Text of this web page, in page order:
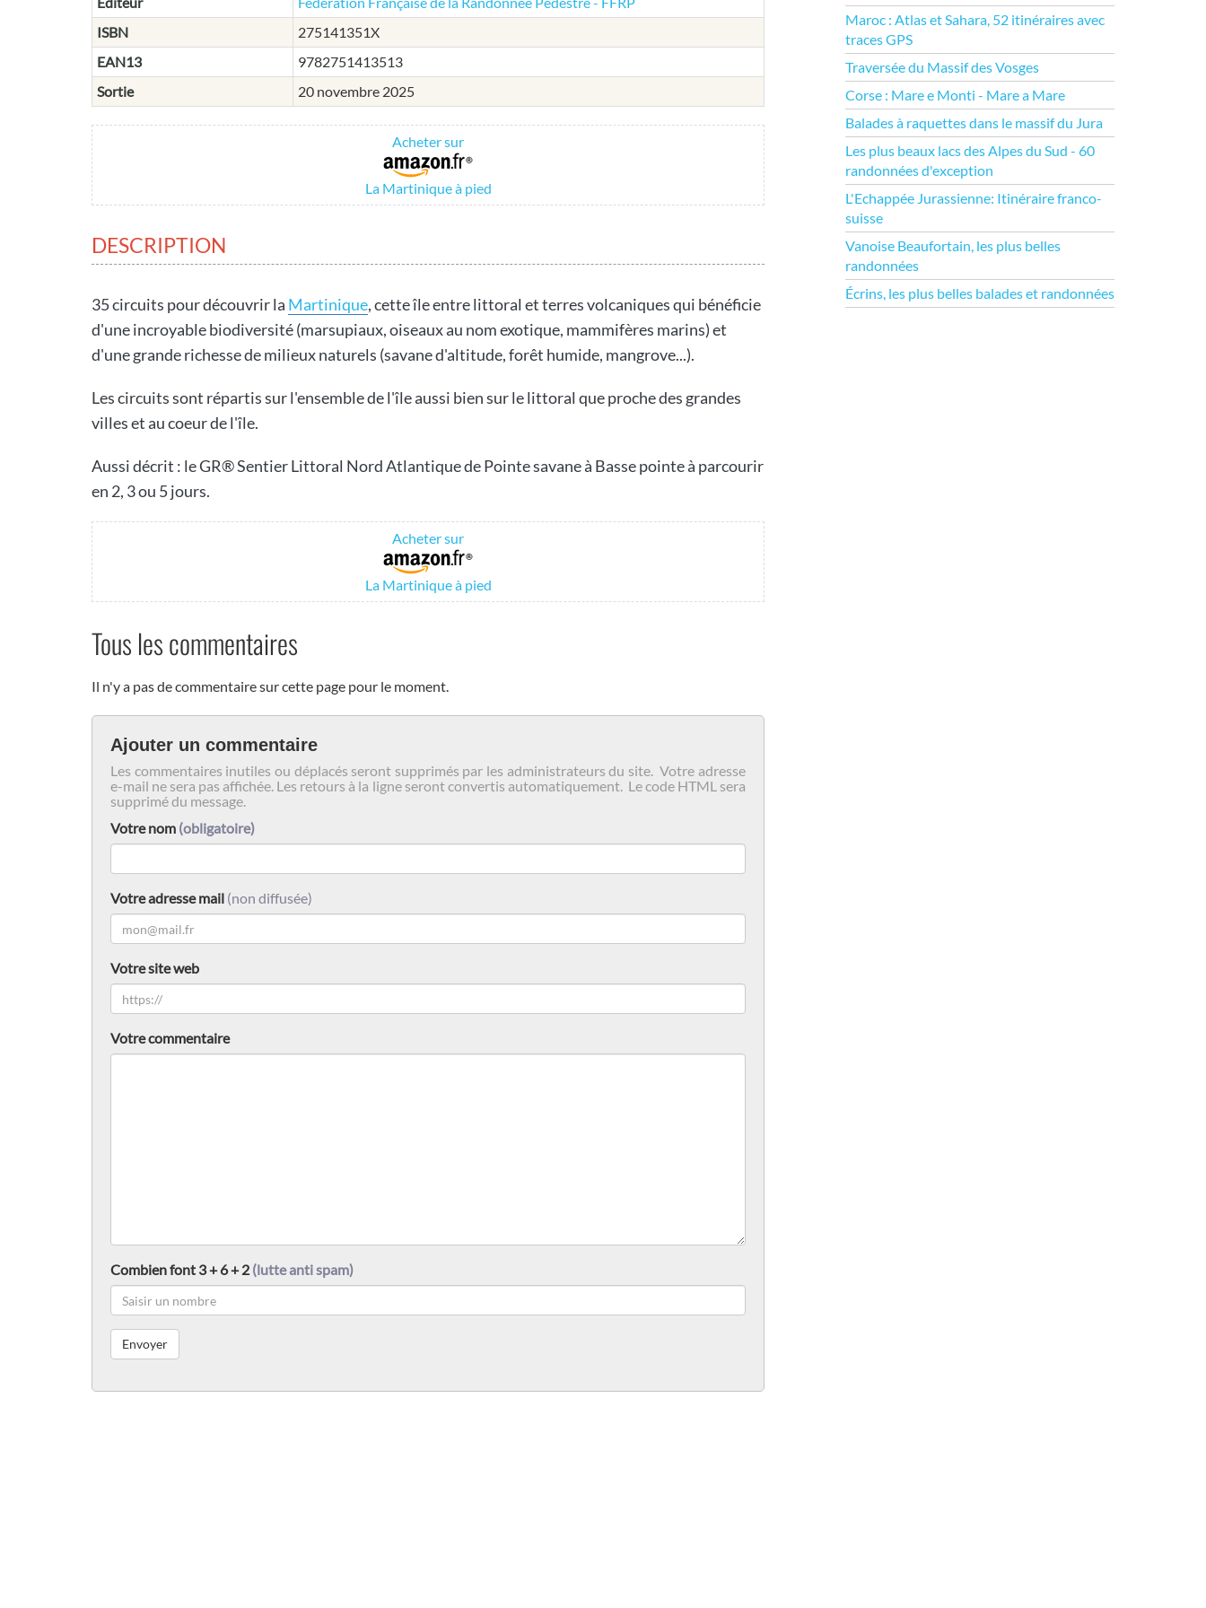
ISBN
275141351X
EAN13
9782751413513
Sortie
20 novembre 2025
Acheter sur
La Martinique à pied
DESCRIPTION
35 circuits pour découvrir la Martinique, cette île entre littoral et terres volcaniques qui bénéficie
d'une incroyable biodiversité (marsupiaux, oiseaux au nom exotique, mammifères marins) et
d'une grande richesse de milieux naturels (savane d'altitude, forêt humide, mangrove...).
Les circuits sont répartis sur l'ensemble de l'île aussi bien sur le littoral que proche des grandes
villes et au coeur de l'île.
Aussi décrit : le GR® Sentier Littoral Nord Atlantique de Pointe savane à Basse pointe à parcourir
en 2, 3 ou 5 jours.
Acheter sur
La Martinique à pied
Tous les commentaires
Il n'y a pas de commentaire sur cette page pour le moment.
Ajouter un commentaire
Les commentaires inutiles ou déplacés seront supprimés par les administrateurs du site. Votre adresse
e-mail ne sera pas affichée. Les retours à la ligne seront convertis automatiquement. Le code HTML sera
supprimé du message.
Votre nom (obligatoire)
Votre adresse mail (non diffusée)
Votre site web
Votre commentaire
Combien font 3 + 6 + 2 (lutte anti spam)
Maroc : Atlas et Sahara, 52 itinéraires avec
traces GPS
Traversée du Massif des Vosges
Corse : Mare e Monti - Mare a Mare
Balades à raquettes dans le massif du Jura
Les plus beaux lacs des Alpes du Sud - 60
randonnées d'exception
L'Echappée Jurassienne: Itinéraire franco-
suisse
Vanoise Beaufortain, les plus belles
randonnées
Écrins, les plus belles balades et randonnées